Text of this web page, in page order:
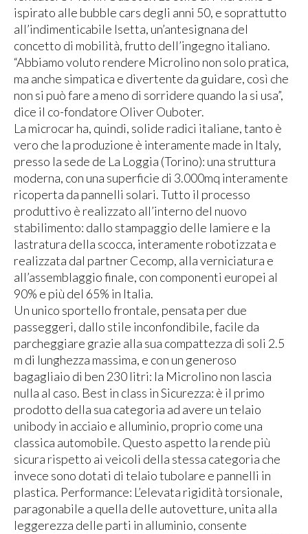
ispirato alle bubble cars degli anni 50, e soprattutto
all’indimenticabile Isetta, un’antesignana del
concetto di mobilità, frutto dell’ingegno italiano.
“Abbiamo voluto rendere Microlino non solo pratica,
ma anche simpatica e divertente da guidare, così che
non si può fare a meno di sorridere quando la si usa”,
dice il co-fondatore Oliver Ouboter.
La microcar ha, quindi, solide radici italiane, tanto è
vero che la produzione è interamente made in Italy,
presso la sede de La Loggia (Torino): una struttura
moderna, con una superficie di 3.000mq interamente
ricoperta da pannelli solari. Tutto il processo
produttivo è realizzato all’interno del nuovo
stabilimento: dallo stampaggio delle lamiere e la
lastratura della scocca, interamente robotizzata e
realizzata dal partner Cecomp, alla verniciatura e
all’assemblaggio finale, con componenti europei al
90% e più del 65% in Italia.
Un unico sportello frontale, pensata per due
passeggeri, dallo stile inconfondibile, facile da
parcheggiare grazie alla sua compattezza di soli 2.5
m di lunghezza massima, e con un generoso
bagagliaio di ben 230 litri: la Microlino non lascia
nulla al caso. Best in class in Sicurezza: è il primo
prodotto della sua categoria ad avere un telaio
unibody in acciaio e alluminio, proprio come una
classica automobile. Questo aspetto la rende più
sicura rispetto ai veicoli della stessa categoria che
invece sono dotati di telaio tubolare e pannelli in
plastica. Performance: L’elevata rigidità torsionale,
paragonabile a quella delle autovetture, unita alla
leggerezza delle parti in alluminio, consente